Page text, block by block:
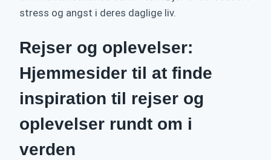
stress og angst i deres daglige liv.
Rejser og oplevelser:
Hjemmesider til at finde
inspiration til rejser og
oplevelser rundt om i
verden